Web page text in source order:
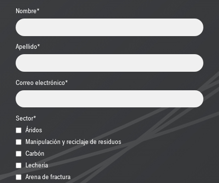
Nombre*
Apellido*
Correo electrónico*
Sector*
Áridos
Manipulación y reciclaje de residuos
Carbón
Lechería
Arena de fractura